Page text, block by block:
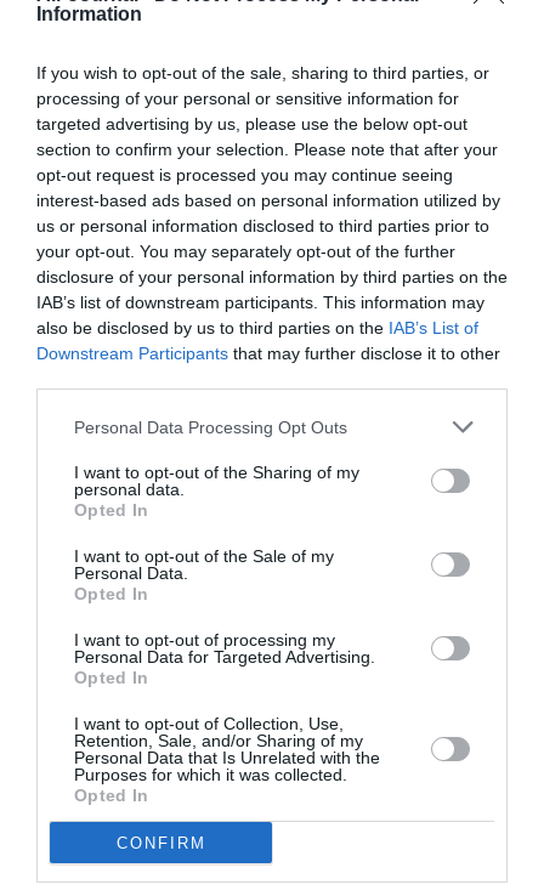
Information
If you wish to opt-out of the sale, sharing to third parties, or
processing of your personal or sensitive information for
targeted advertising by us, please use the below opt-out
section to confirm your selection. Please note that after your
opt-out request is processed you may continue seeing
interest-based ads based on personal information utilized by
us or personal information disclosed to third parties prior to
your opt-out. You may separately opt-out of the further
disclosure of your personal information by third parties on the
IAB’s list of downstream participants. This information may
also be disclosed by us to third parties on the IAB’s List of
Downstream Participants that may further disclose it to other
Personal Data Processing Opt Outs
I want to opt-out of the Sharing of my
personal data.
Opted In
I want to opt-out of the Sale of my
Personal Data.
Opted In
I want to opt-out of processing my
Personal Data for Targeted Advertising.
Opted In
I want to opt-out of Collection, Use,
Retention, Sale, and/or Sharing of my
Personal Data that Is Unrelated with the
Purposes for which it was collected.
Opted In
CONFIRM
Vous avez raison.rester hors Europe
Franchement vu le bordel que c’est ,vous n’avez pas
intérêt a y venir.
RÉPONDRE
LAISSER UN COMMENTAIRE
Appel aux lecteurs !
Soutenez Air Journal participez
DERNIERS COMMENTAIRES